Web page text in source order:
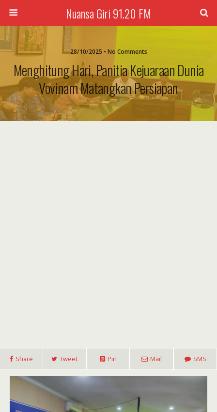
Nuansa Giri 91.20 FM
28/10/2025 • No Comments
Menghitung Hari, Panitia Kejuaraan Dunia
Vovinam Matangkan Persiapan
Share Tweet Pin Mail SMS